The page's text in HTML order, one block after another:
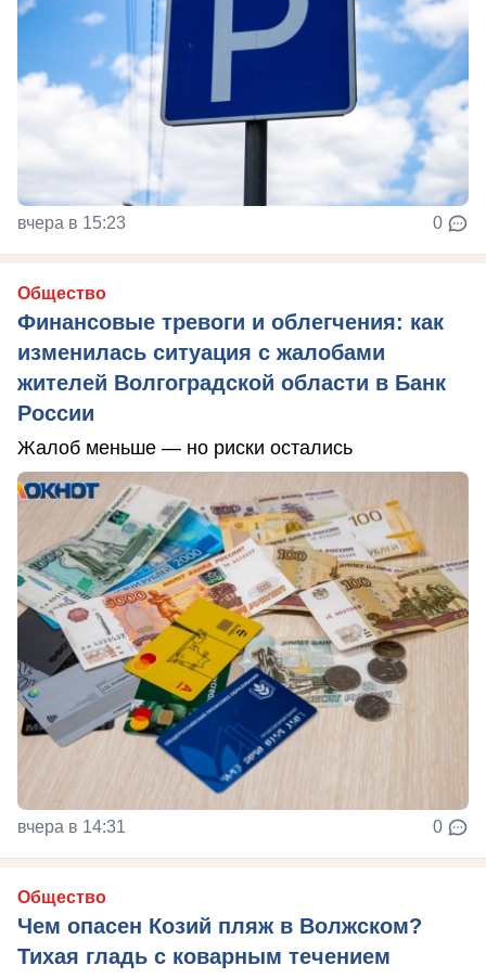
вчера в 15:23 0
Общество
Финансовые тревоги и облегчения: как
изменилась ситуация с жалобами
жителей Волгоградской области в Банк
России
Жалоб меньше — но риски остались
вчера в 14:31 0
Общество
Чем опасен Козий пляж в Волжском?
Тихая гладь с коварным течением